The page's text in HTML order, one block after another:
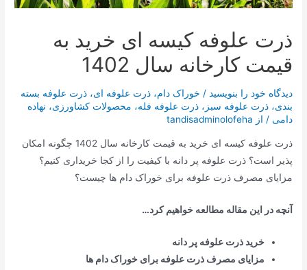
ذرت علوفه کیسه ای خرید به
قیمت کارخانه سال 1402
دیدگاه‌ خود را بنویسید / خوراک دام،ذرت علوفه ای،ذرت علوفه بسته
بندی،ذرت علوفه سبز ،ذرت علوفه فله، محصولات کشاورزی، نهاده
دامی / از tandisadminolofeha
ذرت علوفه کیسه ای خرید به قیمت کارخانه سال 1402 چگونه امکان
پذیر است؟ ذرت علوفه پر دانه با کیفیت را از کجا خریداری کنیم؟
مزایای مصرف ذرت علوفه برای خوراک دام ها چیست؟
آنچه در این مقاله مطالعه خواهیم کرد…
خرید ذرت علوفه پر دانه
مزایای مصرف ذرت علوفه برای خوراک دام ها